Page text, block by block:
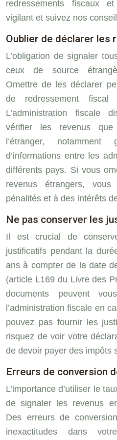
redressements fiscaux
vigilant et suivez nos
Oublier de déclarer les
L’obligation de signaler
ceux de source
Omettre de les déclarer
de redressement
L’administration fiscale
vérifier les revenus
l’étranger,
d’informations entre les
différents pays. Si vous
revenus étrangers,
pénalités et à des intérêts
Ne pas conserver les
Il est crucial de
justificatifs pendant la
ans à compter de la date
(article L169 du Livre des
documents peuvent
l’administration fiscale en
pouvez pas fournir les
risquez de voir votre
de devoir payer des impôts
Erreurs de conversion
L’importance d’utiliser le
de signaler les revenus
Des erreurs de
inexactitudes dans